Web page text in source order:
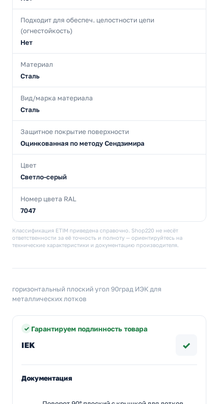
Подходит для обеспеч. целостности цепи
(огнестойкость)
Нет
Материал
Сталь
Вид/марка материала
Сталь
Защитное покрытие поверхности
Оцинкованная по методу Сендзимира
Цвет
Светло-серый
Номер цвета RAL
7047
Классификация ETIM приведена справочно. Shop220 не несёт
ответственности за её точность и полноту — ориентируйтесь на
технические характеристики и документацию производителя.
горизонтальный плоский угол 90град ИЭК для
металлических лотков
Гарантируем подлинность товара
IEK ✓
Документация